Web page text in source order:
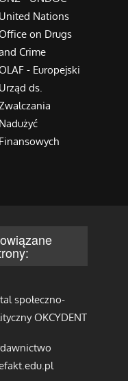
United Nations
on Drugs
Crime
- Europejski
Urząd ds.
Nadużyć
Finansowych
społeczno-
OKCYDENT